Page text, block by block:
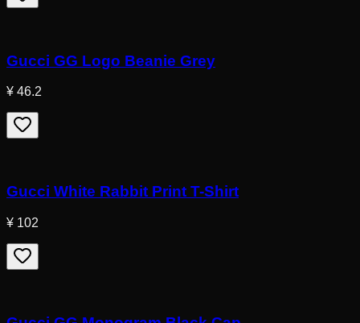
Gucci GG Logo Beanie Grey
¥ 46.2
Gucci White Rabbit Print T-Shirt
¥ 102